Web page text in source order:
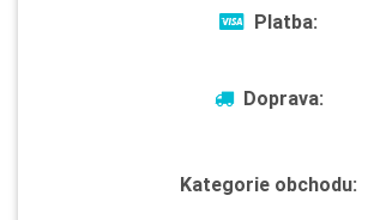
Platba:
Doprava:
Kategorie obchodu: